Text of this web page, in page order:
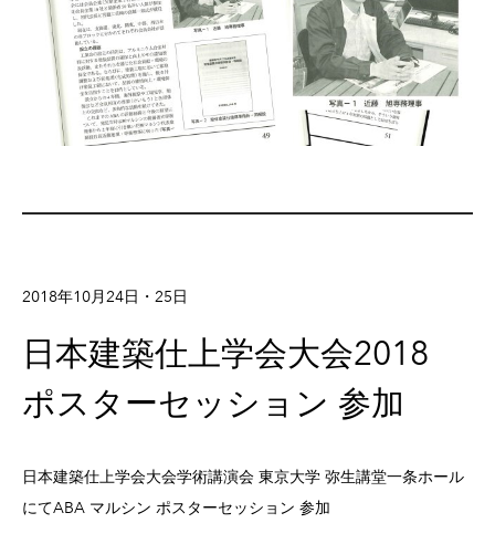
2018年10月24日・25日
日本建築仕上学会大会2018
ポスターセッション 参加
日本建築仕上学会大会学術講演会 東京大学 弥生講堂一条ホール
にてABA マルシン ポスターセッション 参加